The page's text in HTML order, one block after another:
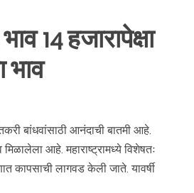
14 हजारापेक्षा
भाव
बांधवांसाठी आनंदाची बातमी आहे.
आहे. महाराष्ट्रामध्ये विशेषतः
कापसाची लागवड केली जाते. यावर्षी